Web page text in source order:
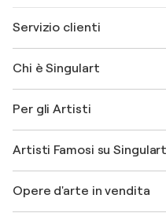
Servizio clienti
Spedizione
Offri una carta regalo
Partecipa al nostro
Il mio account
Protezione acquirente
+39 694500608
Chi è Singulart
FAQ
Magazine di Singulart
Lavori
Scopri arte originale
Per gli Artisti
Accedi come Artista
Artisti Famosi su Singulart
Marc Chagall
Opere d'arte in vendita